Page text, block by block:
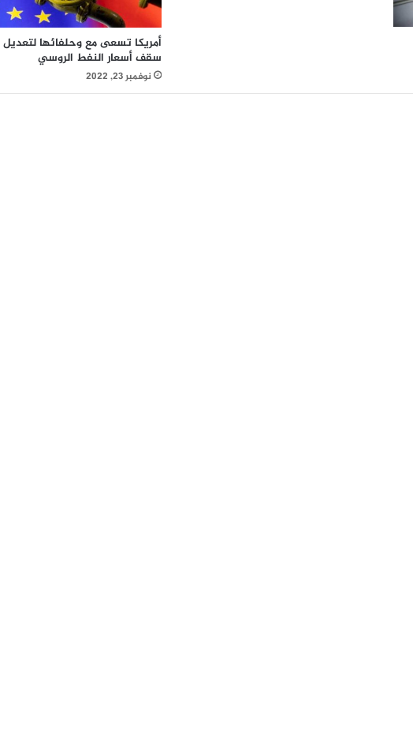
أمريكا تسعى مع وحلفائها لتعديل
سقف أسعار النفط الروسي
نوفمبر 23, 2022